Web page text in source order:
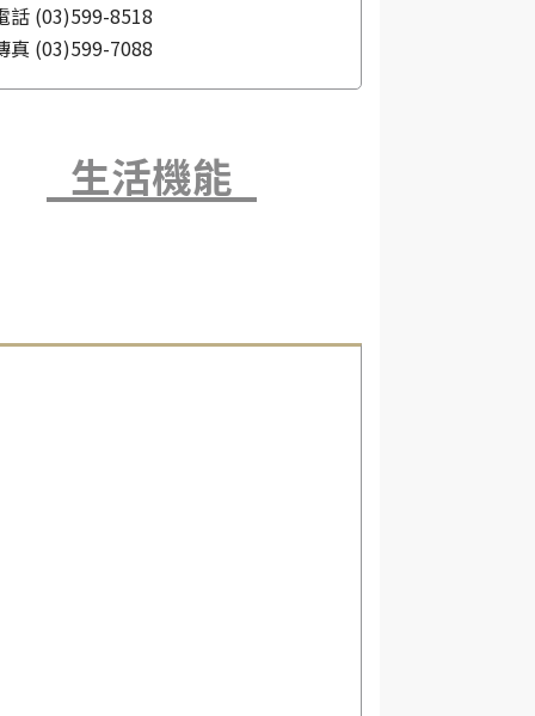
話(03)599-8518
真(03)599-7088
生活機能